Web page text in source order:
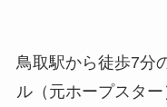
鳥取駅から徒歩7分
ル（元ホープスタ